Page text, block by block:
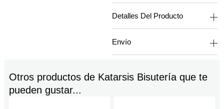
Detalles Del Producto
Envío
Otros productos de Katarsis Bisuteríaque te
pueden gustar...